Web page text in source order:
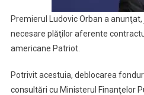
Premierul Ludovic Orban a
necesare plăţilor aferente
americane Patriot.
Potrivit acestuia, deblocarea
consultări cu Ministerul Finanţelor